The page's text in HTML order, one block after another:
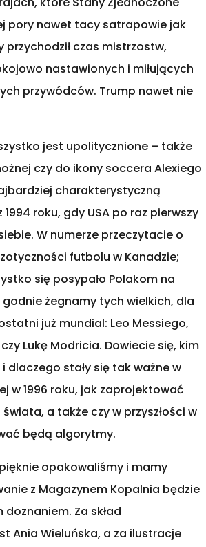
pory nawet tacy satrapowie jak
przychodził czas mistrzostw,
nastawionych i miłujących
przywódców. Trump nawet nie
jest upolitycznione – także
czy do ikony soccera Alexiego
charakterystyczną
roku, gdy USA po raz pierwszy
W numerze przeczytacie o
futbolu w Kanadzie;
się posypało Polakom na
godnie żegnamy tych wielkich, dla
już mundial: Leo Messiego,
Lukę Modricia. Dowiecie się, kim
dlaczego stały się tak ważne w
w 1996 roku, jak zaprojektować
a także czy w przyszłości w
będą algorytmy.
opakowaliśmy i mamy
z Magazynem Kopalnia będzie
Za skład
Ania Wieluńska, a za ilustracje